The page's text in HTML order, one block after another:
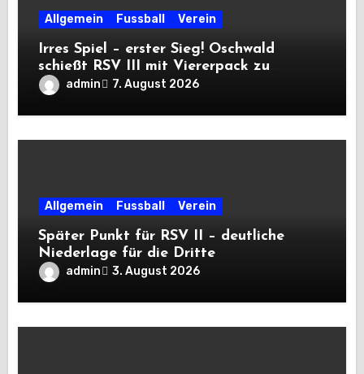
Allgemein Fussball Verein
Irres Spiel – erster Sieg! Oschwald
schießt RSV III mit Viererpack zu
Premiere
admin 7. August 2026
Allgemein Fussball Verein
Später Punkt für RSV II – deutliche
Niederlage für die Dritte
admin 3. August 2026